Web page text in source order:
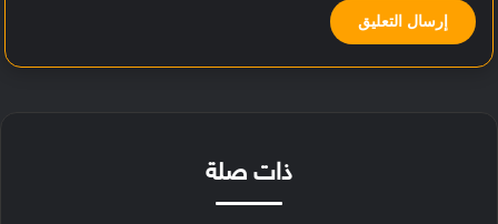
ذات صلة